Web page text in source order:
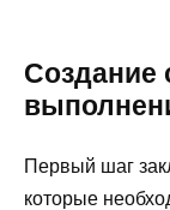
Создание
Первый шаг
которые